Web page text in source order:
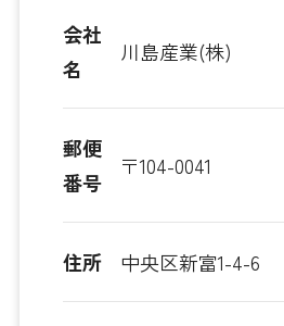
会社
名
川島産業(株)
郵便
番号
〒104-0041
住所 中央区新富1-4-6